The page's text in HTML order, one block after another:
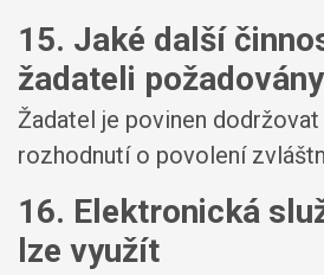
15. Jaké další
žadateli požadovány
Žadatel je povinen
rozhodnutí o povolení
16. Elektronická
lze využít